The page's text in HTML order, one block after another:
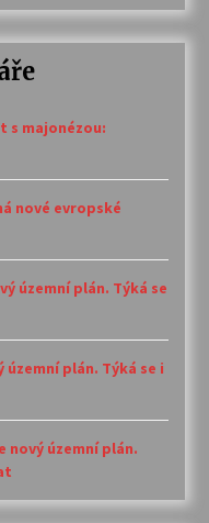
s majonézou:
nové evropské
územní plán. Týká se
územní plán. Týká se i
nový územní plán.